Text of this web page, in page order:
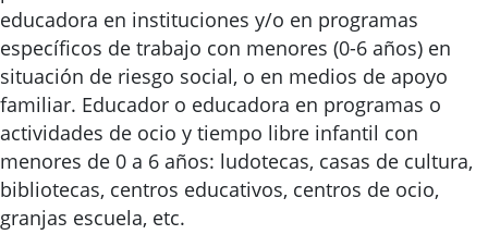
educadora en instituciones y/o en programas
específicos de trabajo con menores (0-6 años) en
situación de riesgo social, o en medios de apoyo
familiar. Educador o educadora en programas o
actividades de ocio y tiempo libre infantil con
menores de 0 a 6 años: ludotecas, casas de cultura,
bibliotecas, centros educativos, centros de ocio,
granjas escuela, etc.